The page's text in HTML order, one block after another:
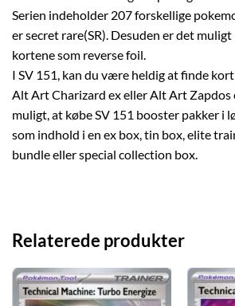
Serien indeholder 207 forskellige
er secret rare(SR). Desuden er det
kortene som reverse foil.
I SV 151, kan du være heldig at finde
Alt Art Charizard ex eller Alt Art Zapdos
muligt, at købe SV 151 booster pakker i
som indhold i en ex box, tin box, elite
bundle eller special collection box.
Relaterede produkter